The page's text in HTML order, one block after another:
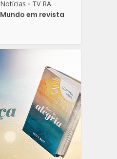
Notícias • TV RA
Mundo em revista